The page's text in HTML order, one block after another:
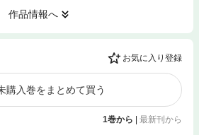
作品情報へ
お気に入り登録
購入巻をまとめて買う
1巻から | 最新刊から